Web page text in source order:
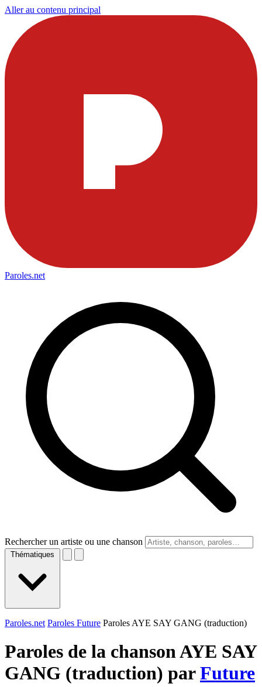
Aller au contenu principal
Paroles.net
Rechercher un artiste ou une chanson
Thématiques
Paroles.net Paroles Future Paroles AYE SAY GANG (traduction)
Paroles de la chanson AYE SAY
GANG (traduction) parFuture